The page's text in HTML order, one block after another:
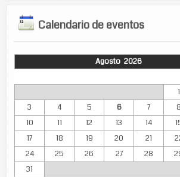
Calendario de eventos
Agosto 2026
1
3
4 5 6 7 8
10
11 12 13 14
17
18 19 20 21
24
25 26 27 28
31